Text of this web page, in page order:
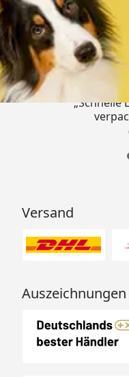
„Schnelle
Versand
Auszeichnungen